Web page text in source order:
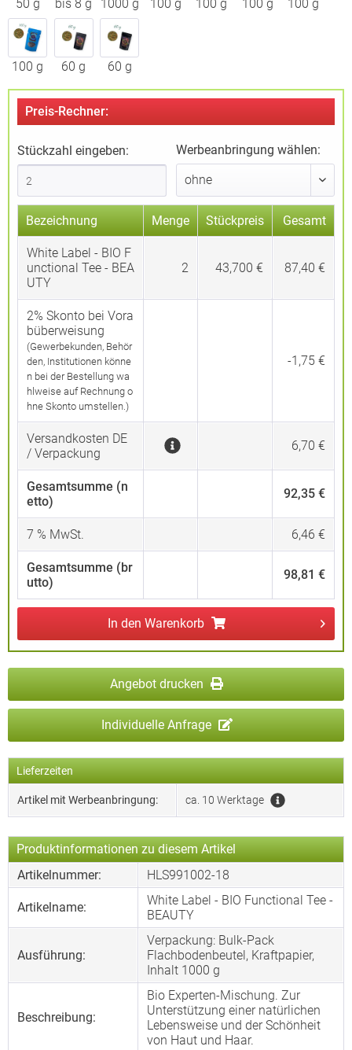
50 g bis 8 g 1000 g 100 g 100 g 100 g 100 g
100 g 60 g 60 g
Preis-Rechner:
Stückzahl eingeben: Werbeanbringung wählen:
Bezeichnung Menge Stückpreis Gesamt
White Label - BIO F
unctional Tee - BEA
UTY
2 43,700 € 87,40 €
2% Skonto bei Vora
büberweisung
(Gewerbekunden, Behör
den, Institutionen könne
n bei der Bestellung wa
hlweise auf Rechnung o
hne Skonto umstellen.)
-1,75 €
Versandkosten DE
/ Verpackung
6,70 €
Gesamtsumme (n
etto)
92,35 €
7 % MwSt. 6,46 €
Gesamtsumme (br
utto)
98,81 €
In den Warenkorb
Angebot drucken
Individuelle Anfrage
Lieferzeiten
Artikel mit Werbeanbringung: ca. 10 Werktage
Produktinformationen zu diesem Artikel
Artikelnummer:
HLS991002-18
Artikelname:
White Label - BIO Functional Tee -
BEAUTY
Ausführung:
Verpackung: Bulk-Pack
Flachbodenbeutel, Kraftpapier,
Inhalt 1000 g
Beschreibung:
Bio Experten-Mischung. Zur
Unterstützung einer natürlichen
Lebensweise und der Schönheit
von Haut und Haar.